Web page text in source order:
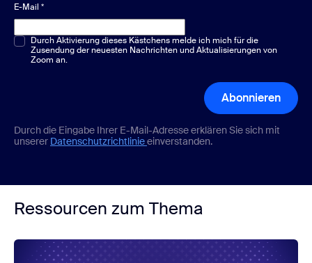
E-Mail *
Multiple-Choice oder Single-Choice*
Durch Aktivierung dieses Kästchens melde ich mich für die
Zusendung der neuesten Nachrichten und Aktualisierungen von
Zoom an.
Abonnieren
Durch die Eingabe Ihrer E-Mail-Adresse erklären Sie sich mit
unserer Datenschutzrichtlinieeinverstanden.
Ressourcen zum Thema